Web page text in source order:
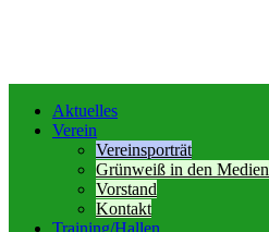
Aktuelles
Verein
Vereinsporträt
Grünweiß in den Medien
Vorstand
Kontakt
Training/Hallen